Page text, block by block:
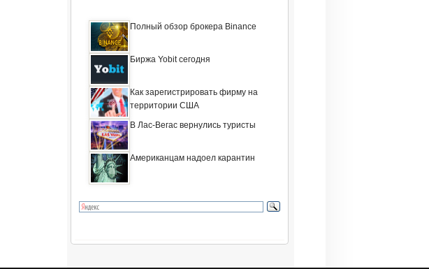
Полный обзор брокера Binance
Биржа Yobit сегодня
Как зарегистрировать фирму на
территории США
В Лас-Вегас вернулись туристы
Американцам надоел карантин